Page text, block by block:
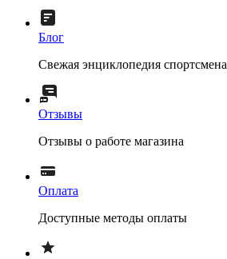
Блог
Свежая энциклопедия спортсмена
Отзывы
Отзывы о работе магазина
Оплата
Доступные методы оплаты